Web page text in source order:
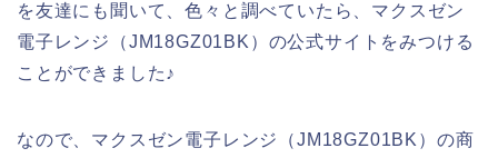
を友達にも聞いて、色々と調べていたら、マクスゼン
電子レンジ（JM18GZ01BK）の公式サイトをみつける
ことができました♪
なので、マクスゼン電子レンジ（JM18GZ01BK）の商